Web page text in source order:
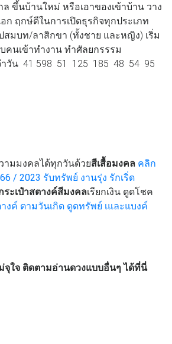
ล ขึ้นบ้านใหม่ หรือเอาของเข้าบ้าน วาง
อก ฤกษ์ดีในการเปิดธุรกิจทุกประเภท
สมบท/ลาสิกขา (ทั้งชาย และหญิง) เริ่ม
คนเข้าทำงาน ทำศัลยกรรรม
ำวัน 41 598 51 125 185 48 54 95
ามมงคลได้ทุกวันด้วยสีเสื้อมงคล คลิก
/ 2023 รับทรัพย์ งานรุ่ง รักเริ่ด
ระเป๋าสตางค์สีมงคลเรียกเงิน ดูดโชค
งค์ ตามวันเกิด ดูดทรัพย์ เและแบงค์
จุใจ ติดตามอ่านดวงแบบอื่นๆ ได้ที่นี่